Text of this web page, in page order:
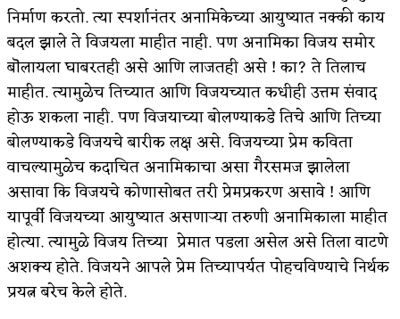
निर्माण करतो. त्या स्पर्शानंतर अनामिकेच्या आयुष्यात नक्की काय
बदल झाले ते विजयला माहीत नाही. पण अनामिका विजय समोर
बॊलायला घाबरतही असे आणि लाजतही असे ! का? ते तिलाच
माहीत. त्यामुळेच तिच्यात आणि विजयच्यात कधीही उत्तम संवाद
होऊ शकला नाही. पण विजयाच्या बोलण्याकडे तिचे आणि तिच्या
बोलण्याकडे विजयचे बारीक लक्ष असे. विजयच्या प्रेम कविता
वाचल्यामुळेच कदाचित अनामिकाचा असा गैरसमज झालेला
असावा कि विजयचे कोणासोबत तरी प्रेमप्रकरण असावे ! आणि
यापूर्वी विजयच्या आयुष्यात असणाऱ्या तरुणी अनामिकाला माहीत
होत्या. त्यामुळे विजय तिच्या प्रेमात पडला असेल असे तिला वाटणे
अशक्य होते. विजयने आपले प्रेम तिच्यापर्यत पोहचविण्याचे निर्थक
प्रयत्न बरेच केले होते.